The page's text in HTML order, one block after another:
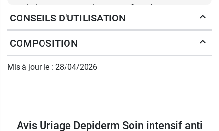
et, dans un second, le sucrose favorise
l'hydratationde la peau .
Lavitamine C, pour sa part, est reconnue pour
contribuer àl’éclat du teint et à l’uniformité de
la peau. Elle s’associe ici aux 3% d'AHA, comme
l’acide glycolique et l’acide lactique, qui
à lisser l’apparence de la peau. Le niacinamide
CONSEILS D'UTILISATION
COMPOSITION
Mis à jour le : 28/04/2026
Avis Uriage Depiderm Soin intensif anti